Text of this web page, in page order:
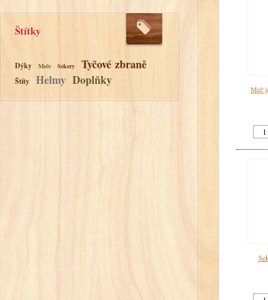
Štítky
Dýky Meče Sekery Tyčové zbraně
Štíty Helmy Doplňky
Meč